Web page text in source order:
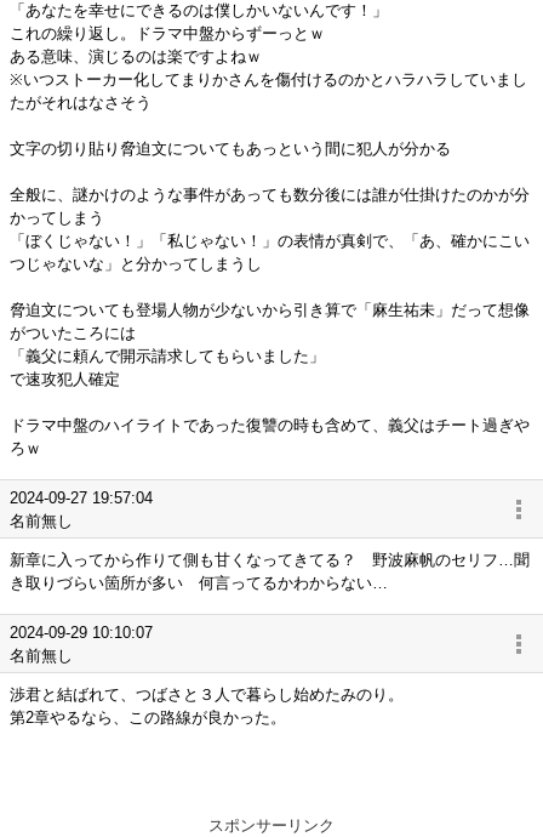
「あなたを幸せにできるのは僕しかいないんです！」
これの繰り返し。ドラマ中盤からずーっとｗ
ある意味、演じるのは楽ですよねｗ
※いつストーカー化してまりかさんを傷付けるのかとハラハラしていまし
たがそれはなさそう
文字の切り貼り脅迫文についてもあっという間に犯人が分かる
全般に、謎かけのような事件があっても数分後には誰が仕掛けたのかが分
かってしまう
「ぼくじゃない！」「私じゃない！」の表情が真剣で、「あ、確かにこい
つじゃないな」と分かってしまうし
脅迫文についても登場人物が少ないから引き算で「麻生祐未」だって想像
がついたころには
「義父に頼んで開示請求してもらいました」
で速攻犯人確定
ドラマ中盤のハイライトであった復讐の時も含めて、義父はチート過ぎや
ろｗ
2024-09-27 19:57:04
名前無し
新章に入ってから作りて側も甘くなってきてる？ 野波麻帆のセリフ…聞
き取りづらい箇所が多い 何言ってるかわからない…
2024-09-29 10:10:07
名前無し
渉君と結ばれて、つばさと３人で暮らし始めたみのり。
第2章やるなら、この路線が良かった。
スポンサーリンク